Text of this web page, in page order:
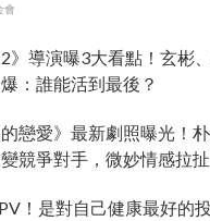
會
2》導演曝3大看點！玄彬
：誰能活到最後？
的戀愛》最新劇照曝光！
競爭對手，微妙情感拉
！是對自己健康最好的